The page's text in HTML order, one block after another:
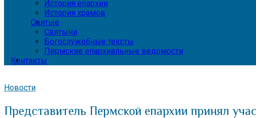
История епархии
История храмов
Святые
Святыни
Богослужебные тексты
Пермские епархиальные ведомости
Контакты
Новости
Представитель Пермской епархии принял